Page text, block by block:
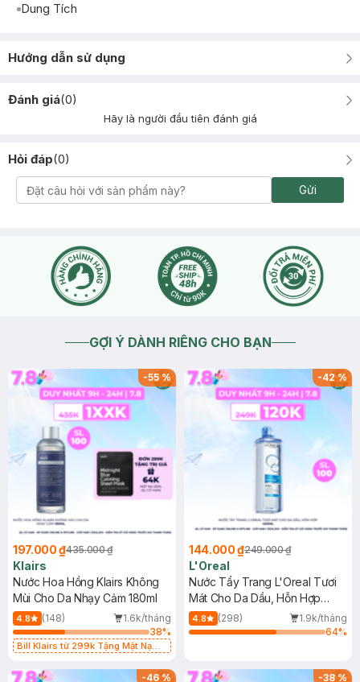
Dung Tích
Hướng dẫn sử dụng
Đánh giá(0)
Hãy là người đầu tiên đánh giá
Hỏi đáp(0)
Gửi
GỢI Ý DÀNH RIÊNG CHO BẠN
-55%
197.000 ₫435.000 ₫
Klairs
Nước Hoa Hồng Klairs Không
Mùi Cho Da Nhạy Cảm 180ml
4.8 (148)
1.6k/tháng
38%
Bill Klairs từ 299k Tặng Mặt Nạ
25ml (SL Có Hạn)
-42%
144.000 ₫249.000 ₫
L'Oreal
Nước Tẩy Trang L'Oreal Tươi
Mát Cho Da Dầu, Hỗn Hợp
400ml
4.8 (298)
1.9k/tháng
64%
-46% -38%